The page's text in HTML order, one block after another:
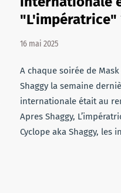
"L'impératrice"
16 mai 2025
A chaque soirée de
Shaggy la semaine
internationale était au
Apres Shaggy,
Cyclope aka Shaggy, les